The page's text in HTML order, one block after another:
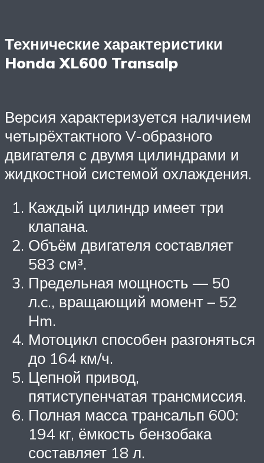
Технические характеристики
Honda XL600 Transalp
Версия характеризуется наличием
четырёхтактного V-образного
двигателя с двумя цилиндрами и
жидкостной системой охлаждения.
Каждый цилиндр имеет три
клапана.
Объём двигателя составляет
583 см³.
Предельная мощность — 50
л.c., вращающий момент – 52
Hm.
Мотоцикл способен разгоняться
до 164 км/ч.
Цепной привод,
пятиступенчатая трансмиссия.
Полная масса трансальп 600:
194 кг, ёмкость бензобака
составляет 18 л.